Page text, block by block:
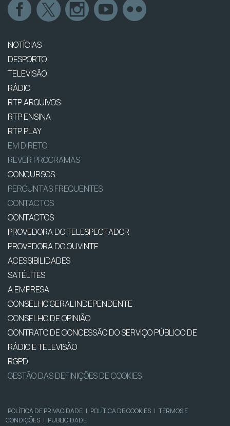
NOTÍCIAS
DESPORTO
TELEVISÃO
RÁDIO
RTP ARQUIVOS
RTP ENSINA
RTP PLAY
EM DIRETO
REVER PROGRAMAS
CONCURSOS
PERGUNTAS FREQUENTES
CONTACTOS
CONTACTOS
PROVEDORA DO TELESPECTADOR
PROVEDORA DO OUVINTE
ACESSIBILIDADES
SATÉLITES
A EMPRESA
CONSELHO GERAL INDEPENDENTE
CONSELHO DE OPINIÃO
CONTRATO DE CONCESSÃO DO SERVIÇO PÚBLICO DE
RÁDIO E TELEVISÃO
RGPD
GESTÃO DAS DEFINIÇÕES DE COOKIES
POLÍTICA DE PRIVACIDADE | POLÍTICA DE COOKIES | TERMOS E
CONDIÇÕES | PUBLICIDADE